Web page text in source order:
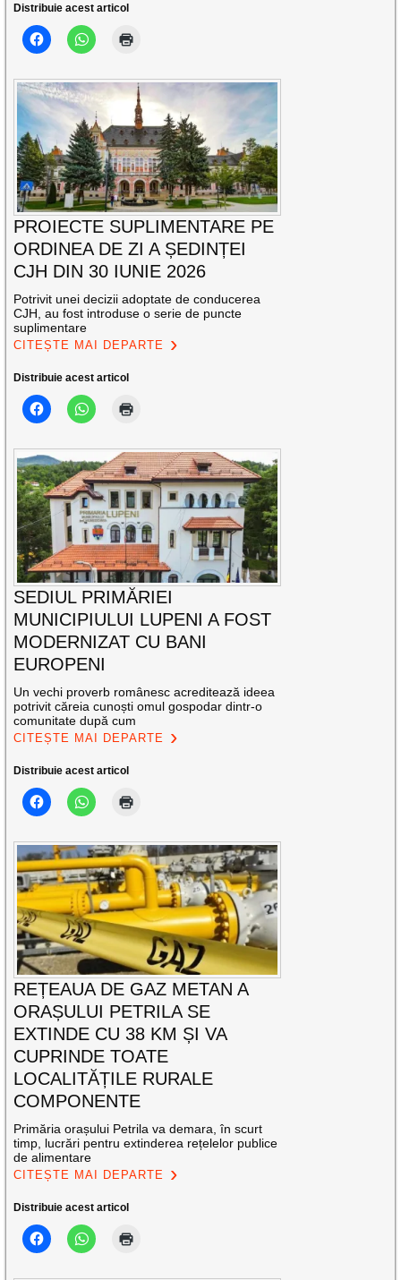
Distribuie acest articol
PROIECTE SUPLIMENTARE PE
ORDINEA DE ZI A ȘEDINȚEI
CJH DIN 30 IUNIE 2026
Potrivit unei decizii adoptate de conducerea
CJH, au fost introduse o serie de puncte
suplimentare
CITEȘTE MAI DEPARTE
Distribuie acest articol
SEDIUL PRIMĂRIEI
MUNICIPIULUI LUPENI A FOST
MODERNIZAT CU BANI
EUROPENI
Un vechi proverb românesc acreditează ideea
potrivit căreia cunoști omul gospodar dintr-o
comunitate după cum
CITEȘTE MAI DEPARTE
Distribuie acest articol
REȚEAUA DE GAZ METAN A
ORAȘULUI PETRILA SE
EXTINDE CU 38 KM ȘI VA
CUPRINDE TOATE
LOCALITĂȚILE RURALE
COMPONENTE
Primăria orașului Petrila va demara, în scurt
timp, lucrări pentru extinderea rețelelor publice
de alimentare
CITEȘTE MAI DEPARTE
Distribuie acest articol